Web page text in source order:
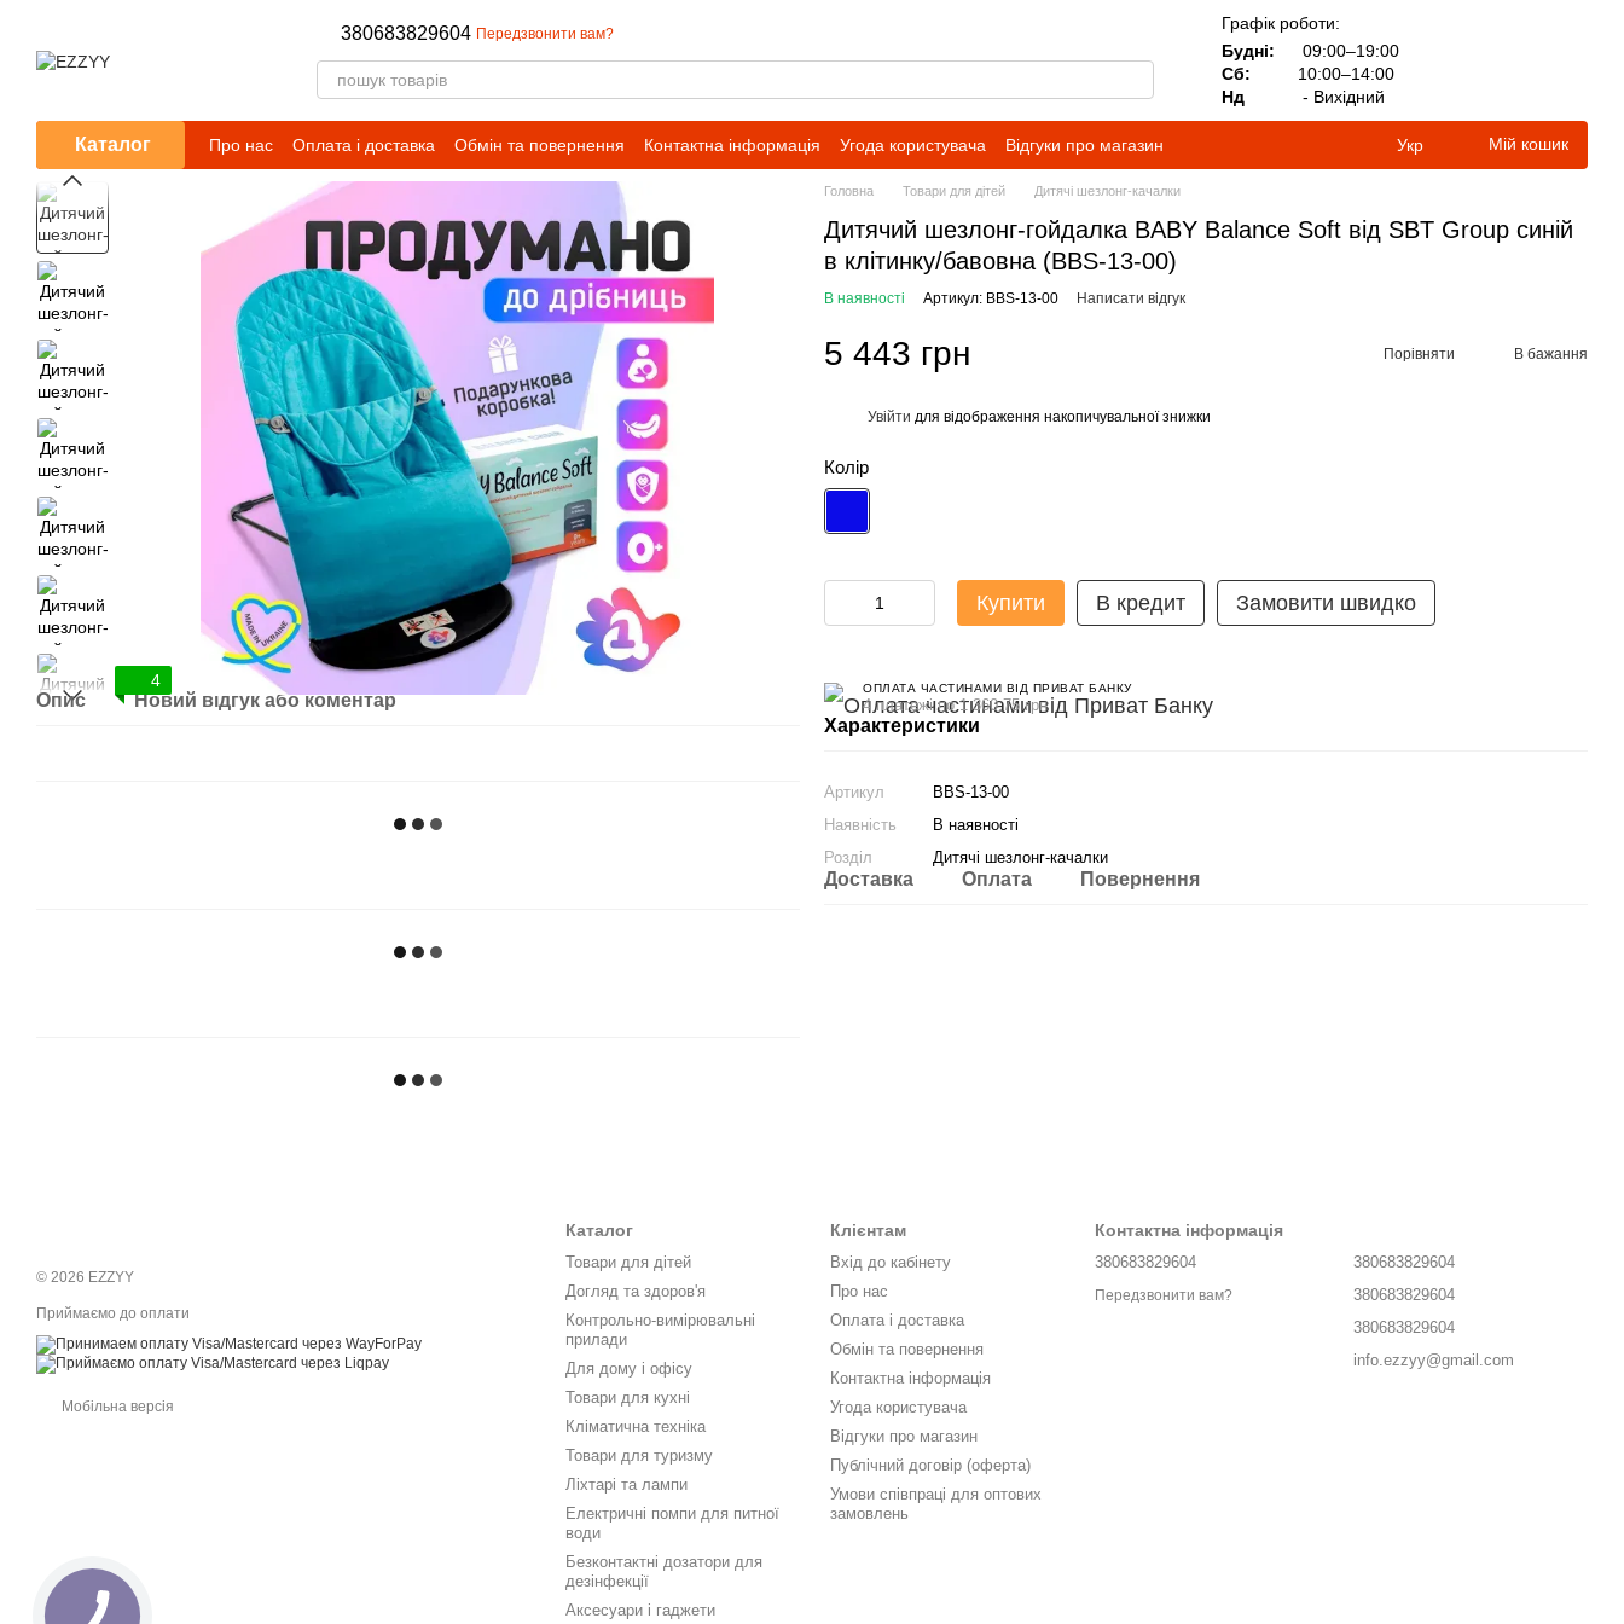
380683829604 Передзвонити вам?
Графік роботи:
Будні:
09:00–19:00
Сб:
10:00–14:00
Нд
- Вихідний
Каталог Про нас Оплата і доставка Обмін та повернення Контактна інформація Угода користувача
Відгуки про магазин
Публічний договір (оферта)
Умови співпраці для оптових замовлень
Укр Мій кошик
4
Опис Новий відгук або коментар
Головна Товари для дітей Дитячі шезлонг-качалки
Дитячий шезлонг-гойдалка BABY Balance Soft від SBT Group синій
в клітинку/бавовна (BBS-13-00)
В наявності Артикул: BBS-13-00 Написати відгук
5 443 грн Порівняти В бажання
Увійти для відображення накопичувальної знижки
Колір
Купити В кредит Замовити швидко
ОПЛАТА ЧАСТИНАМИ ВІД ПРИВАТ БАНКУ
4 платежі по 1 360.75 грн
Характеристики
Артикул
BBS-13-00
Наявність
В наявності
Розділ
Дитячі шезлонг-качалки
Доставка Оплата Повернення
© 2026 EZZYY
Приймаємо до оплати
Мобільна версія
Каталог
Товари для дітей
Догляд та здоров'я
Контрольно-вимірювальні
прилади
Для дому і офісу
Товари для кухні
Кліматична техніка
Товари для туризму
Ліхтарі та лампи
Електричні помпи для питної
води
Безконтактні дозатори для
дезінфекції
Аксесуари і гаджети
Клієнтам
Вхід до кабінету
Про нас
Оплата і доставка
Обмін та повернення
Контактна інформація
Угода користувача
Відгуки про магазин
Публічний договір (оферта)
Умови співпраці для оптових
замовлень
Контактна інформація
380683829604
Передзвонити вам?
380683829604
380683829604
380683829604
info.ezzyy@gmail.com